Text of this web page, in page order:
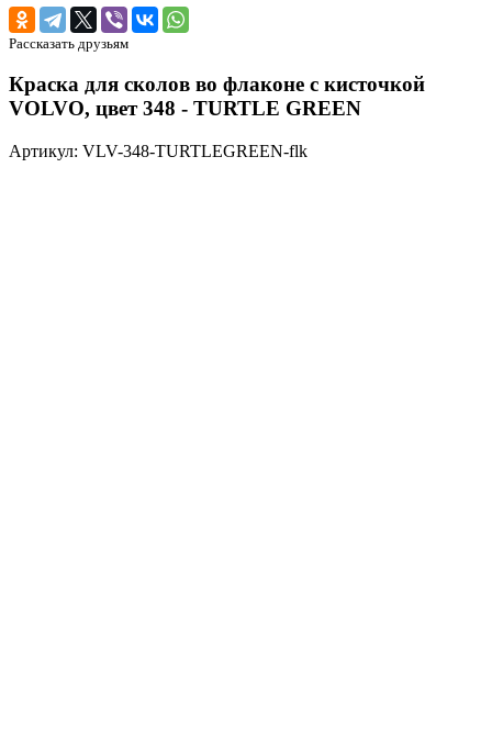
Рассказать друзьям
Краска для сколов во флаконе с кисточкой
VOLVO, цвет 348 - TURTLE GREEN
Артикул: VLV-348-TURTLEGREEN-flk